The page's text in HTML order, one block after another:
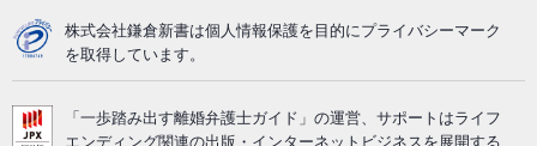
株式会社鎌倉新書は個人情報保護を目的にプライバシーマーク
を取得しています。
「一歩踏み出す離婚弁護士ガイド」の運営、サポートはライフ
エンディング関連の出版・インターネットビジネスを展開する